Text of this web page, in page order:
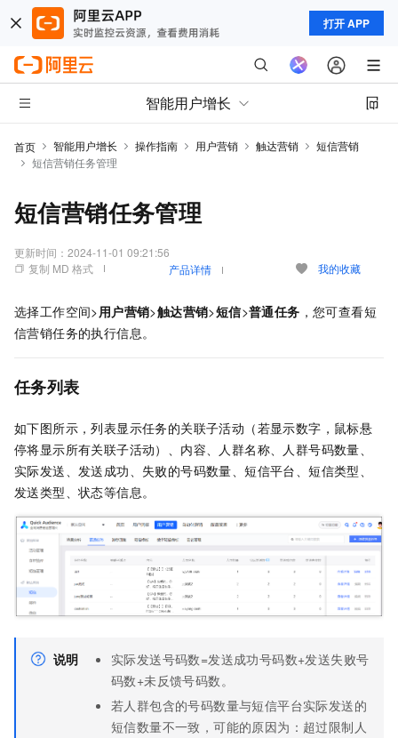
打开 APP
智能用户增长
首页 智能用户增长 操作指南 用户营销 触达营销
短信营销
短信营销任务管理
短信营销任务管理
更新时间： 2024-11-01 09:21:56
复制 MD 格式
产品详情 我的收藏
选择工作空间>用户营销>触达营销>短信>普通任务 ，您可查看短
信营销任务的执行信息。
任务列表
如下图所示，列表显示任务的关联子活动（若显示数字，鼠标悬
停将显示所有关联子活动）、内容、人群名称、人群号码数量、
实际发送、发送成功、失败的号码数量、短信平台、短信类型、
发送类型、状态等信息。
说明
实际发送号码数=发送成功号码数+发送失败号
码数+未反馈号码数。
若人群包含的号码数量与短信平台实际发送的
短信数量不一致，可能的原因为：超过限制人